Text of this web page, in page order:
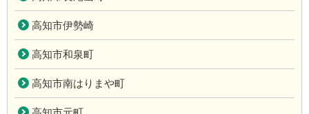
高知市伊勢崎
高知市和泉町
高知市南はりまや町